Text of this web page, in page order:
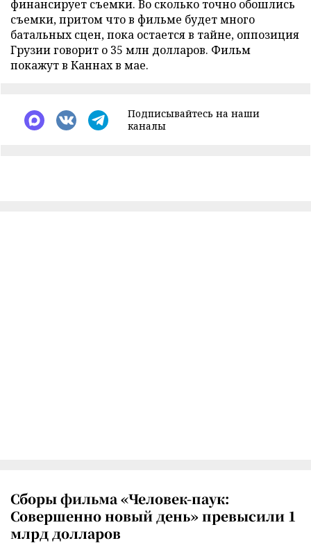
финансирует съемки. Во сколько точно обошлись
съемки, притом что в фильме будет много
батальных сцен, пока остается в тайне, оппозиция
Грузии говорит о 35 млн долларов. Фильм
покажут в Каннах в мае.
Подписывайтесь на наши
каналы
Сборы фильма «Человек-паук:
Совершенно новый день» превысили 1
млрд долларов